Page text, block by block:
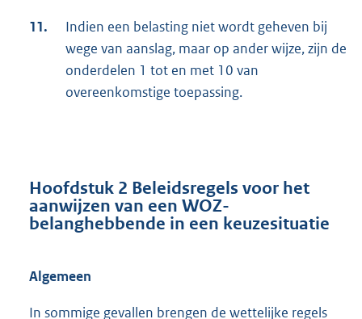
11.
Indien een belasting niet wordt geheven bij
wege van aanslag, maar op ander wijze, zijn de
onderdelen 1 tot en met 10 van
overeenkomstige toepassing.
Hoofdstuk 2 Beleidsregels voor het
aanwijzen van een WOZ-
belanghebbende in een keuzesituatie
Algemeen
In sommige gevallen brengen de wettelijke regels